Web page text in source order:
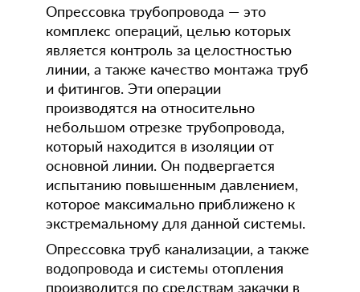
Опрессовка трубопровода — это
комплекс операций, целью которых
является контроль за целостностью
линии, а также качество монтажа труб
и фитингов. Эти операции
производятся на относительно
небольшом отрезке трубопровода,
который находится в изоляции от
основной линии. Он подвергается
испытанию повышенным давлением,
которое максимально приближено к
экстремальному для данной системы.
Опрессовка труб канализации, а также
водопровода и системы отопления
производится по средствам закачки в